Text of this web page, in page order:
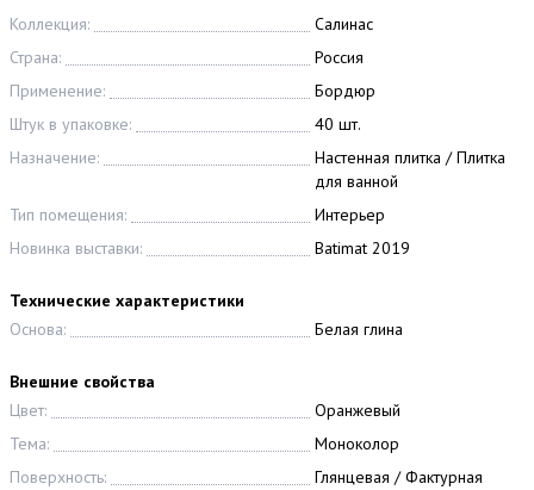
Коллекция:
Салинас
Страна:
Россия
Применение:
Бордюр
Штук в упаковке:
40 шт.
Назначение:
Настенная плитка / Плитка
для ванной
Тип помещения:
Интерьер
Новинка выставки:
Batimat 2019
Технические характеристики
Основа:
Белая глина
Внешние свойства
Цвет:
Оранжевый
Тема:
Моноколор
Поверхность:
Глянцевая / Фактурная